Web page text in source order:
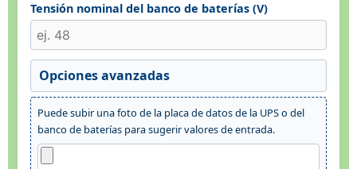
Tensión nominal del banco de baterías (V)
Opciones avanzadas
Puede subir una foto de la placa de datos de la UPS o del
banco de baterías para sugerir valores de entrada.